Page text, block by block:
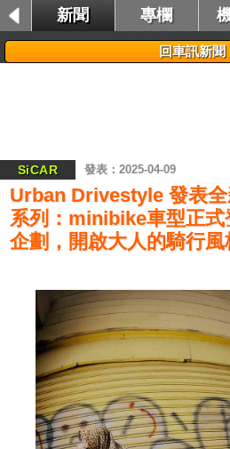
新聞 專欄
租車險
回車訊新聞
SiCAR 2025-04-09
Urban Drivestyle 發表
系列：minibike車型正
企劃，開啟大人的騎行風